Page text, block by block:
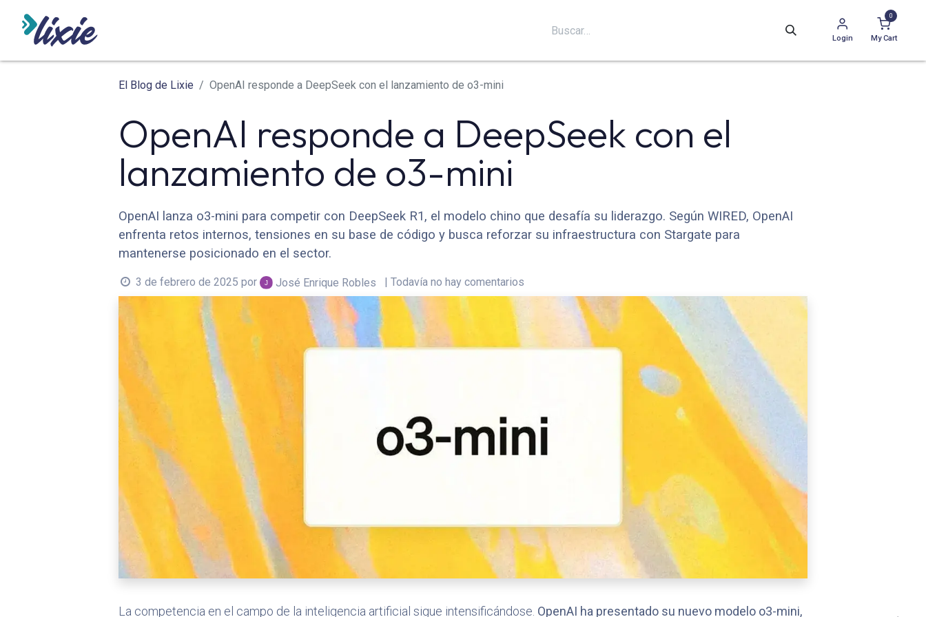
Login
0
My Cart
El Blog de Lixie OpenAI responde a DeepSeek con el lanzamiento de o3-mini
OpenAI responde a DeepSeek con el
lanzamiento de o3-mini
OpenAI lanza o3-mini para competir con DeepSeek R1, el modelo chino que desafía su liderazgo. Según WIRED, OpenAI
enfrenta retos internos, tensiones en su base de código y busca reforzar su infraestructura con Stargate para
mantenerse posicionado en el sector.
3 de febrero de 2025 por José Enrique Robles | Todavía no hay comentarios
La competencia en el campo de la inteligencia artificial sigue intensificándose. OpenAI ha presentado su nuevo modelo o3-mini,